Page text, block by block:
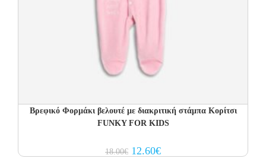
Βρεφικό Φορμάκι βελουτέ με διακριτική στάμπα Κορίτσι
FUNKY FOR KIDS
18.00€ Original
price
12.60€Current
price